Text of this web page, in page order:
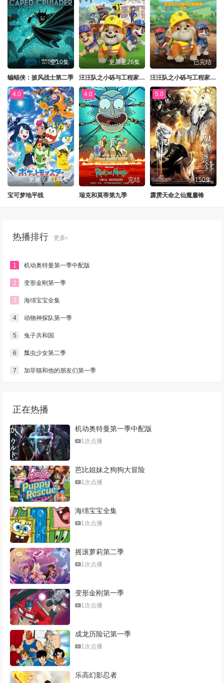
全10集
蝙蝠侠：披风战士第二季
更新至26集
汪汪队之小砾与工程家族第三季
已完结
汪汪队之小砾与工程家族第三季国语
4.0
更新至第144集
宝可梦地平线
4.0
完结
瑞克和莫蒂第九季
5.0
全150集
霹雳天命之仙魔鏖锋
热播排行 更多
1 机动奥特曼第一季中配版
2 变形金刚第一季
3 海绵宝宝全集
4 动物神探队第一季
5 兔子共和国
6 瓢虫少女第二季
7 加菲猫和他的朋友们第一季
正在热播
机动奥特曼第一季中配版
1次点播
芭比姐妹之狗狗大冒险
1次点播
海绵宝宝全集
1次点播
摇滚萝莉第二季
1次点播
变形金刚第一季
1次点播
成龙历险记第一季
1次点播
乐高幻影忍者